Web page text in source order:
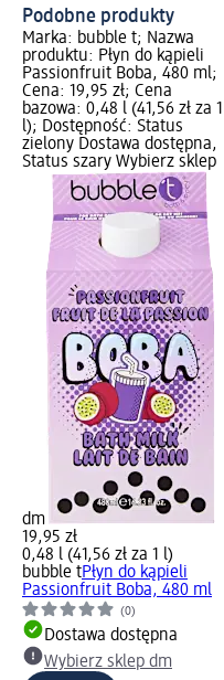
Podobne produkty
Marka: bubble t; Nazwa
produktu: Płyn do kąpieli
Passionfruit Boba, 480 ml;
Cena: 19,95 zł; Cena
bazowa: 0,48 l (41,56 zł za 1
l); Dostępność: Status
zielony Dostawa dostępna,
Status szary Wybierz sklep
dm
19,95 zł
0,48 l (41,56 zł za 1 l)
bubble tPłyn do kąpieli
Passionfruit Boba, 480 ml
(0)
Dostawa dostępna
Wybierz sklep dm